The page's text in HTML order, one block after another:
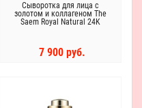
Сыворотка для лица с
золотом и коллагеном The
Saem Royal Natural 24K
7 900 руб.